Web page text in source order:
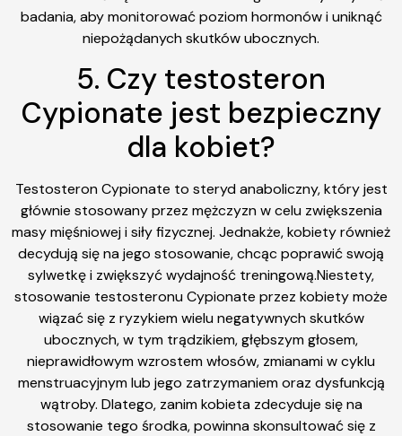
badania, aby monitorować poziom hormonów i uniknąć
niepożądanych skutków ubocznych.
5. Czy testosteron
Cypionate jest bezpieczny
dla kobiet?
Testosteron Cypionate to steryd anaboliczny, który jest
głównie stosowany przez mężczyzn w celu zwiększenia
masy mięśniowej i siły fizycznej. Jednakże, kobiety również
decydują się na jego stosowanie, chcąc poprawić swoją
sylwetkę i zwiększyć wydajność treningową.Niestety,
stosowanie testosteronu Cypionate przez kobiety może
wiązać się z ryzykiem wielu negatywnych skutków
ubocznych, w tym trądzikiem, głębszym głosem,
nieprawidłowym wzrostem włosów, zmianami w cyklu
menstruacyjnym lub jego zatrzymaniem oraz dysfunkcją
wątroby. Dlatego, zanim kobieta zdecyduje się na
stosowanie tego środka, powinna skonsultować się z